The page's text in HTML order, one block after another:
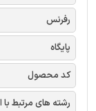
رفرنس
پایگاه
کد محصول
رشته های مرتبط با